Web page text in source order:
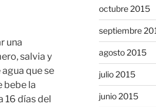
una
salvia y
que se
bebe la
16 días del
octubre 2015
septiembre
agosto 2015
julio 2015
junio 2015